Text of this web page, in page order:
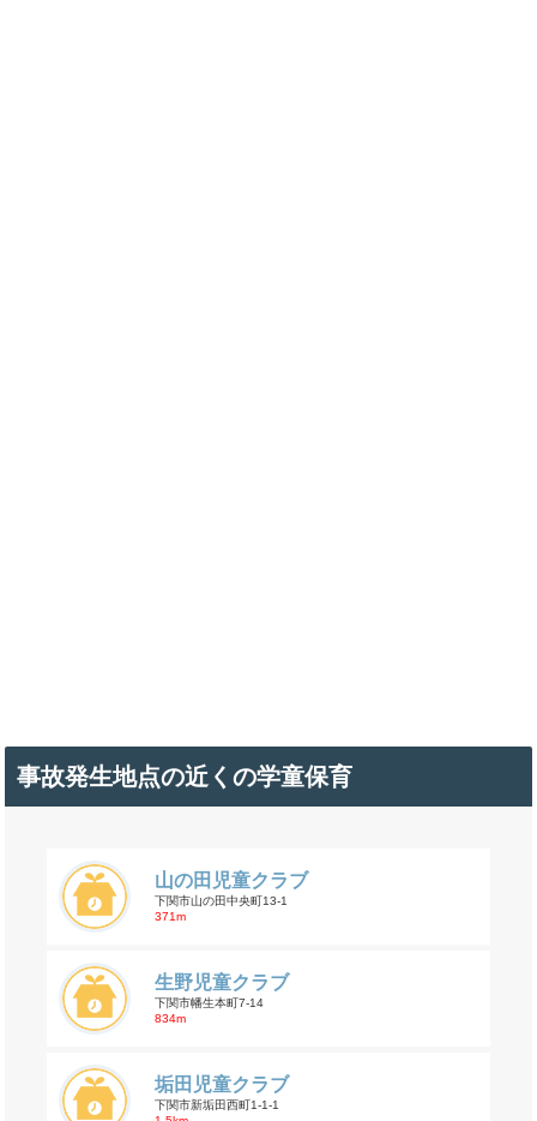
事故発生地点の近くの学童保育
山の田児童クラブ
下関市山の田中央町13-1
371m
生野児童クラブ
下関市幡生本町7-14
834m
垢田児童クラブ
下関市新垢田西町1-1-1